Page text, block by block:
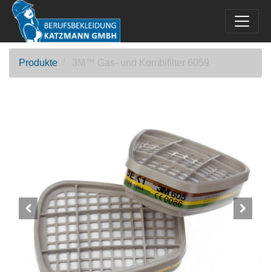
Produkte 3M™ Gas- und Kombifilter 6059